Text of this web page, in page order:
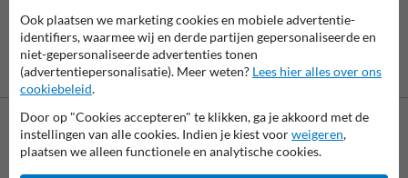
per bank
is mogelijk
Neem contact met ons op
Ook plaatsen we marketing cookies en mobiele advertentie-
identifiers, waarmee wij en derde partijen gepersonaliseerde en
niet-gepersonaliseerde advertenties tonen
(advertentiepersonalisatie). Meer weten? Lees hier alles over ons
cookiebeleid.
Door op "Cookies accepteren" te klikken, ga je akkoord met de
instellingen van alle cookies. Indien je kiest voorweigeren,
plaatsen we alleen functionele en analytische cookies.